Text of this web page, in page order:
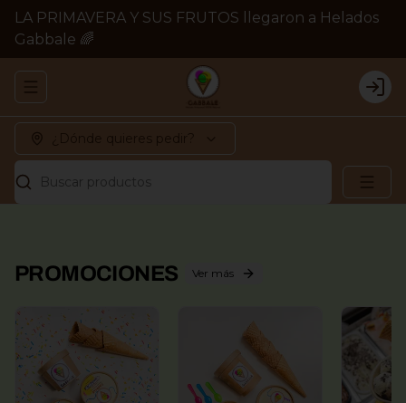
LA PRIMAVERA Y SUS FRUTOS llegaron a Helados
Gabbale 🌈
Abrir menu de navegación
Buscar productos
PROMOCIONES Ver más